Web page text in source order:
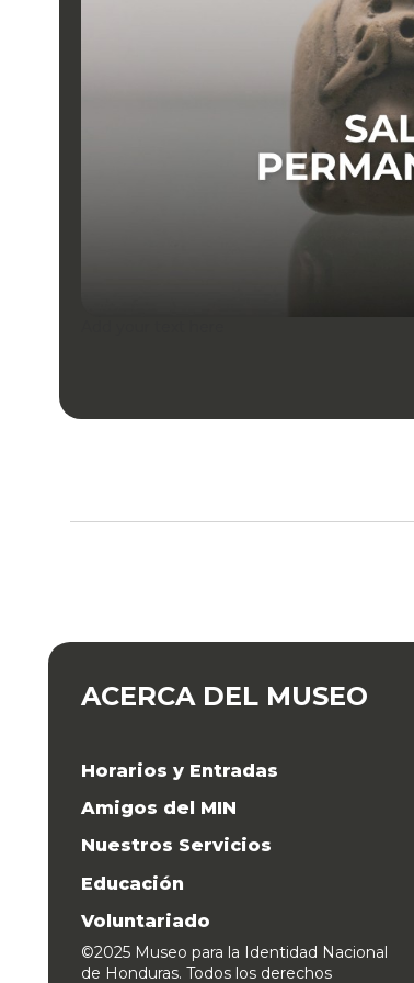
ACERCA DEL MUSEO
Horarios y Entradas
Amigos del MIN
Nuestros Servicios
Educación
Voluntariado
©2025 Museo para la Identidad Nacional
de Honduras. Todos los derechos